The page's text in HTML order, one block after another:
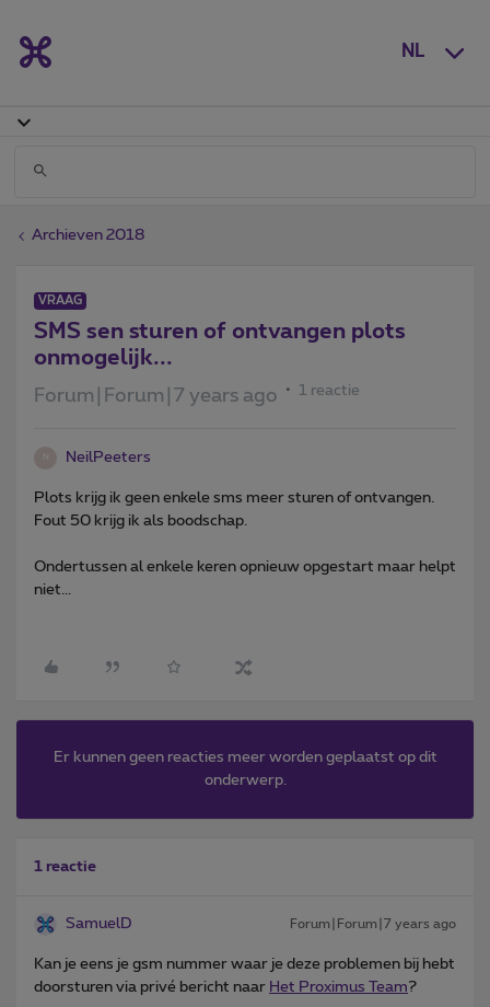
NL
Archieven 2018
VRAAG
SMS sen sturen of ontvangen plots
onmogelijk...
Forum|Forum|7 years ago 1 reactie
NeilPeeters
Plots krijg ik geen enkele sms meer sturen of ontvangen.
Fout 50 krijg ik als boodschap.
Ondertussen al enkele keren opnieuw opgestart maar helpt
niet...
Er kunnen geen reacties meer worden geplaatst op dit
onderwerp.
1 reactie
SamuelD Forum|Forum|7 years ago
Kan je eens je gsm nummer waar je deze problemen bij hebt
doorsturen via privé bericht naar Het Proximus Team?